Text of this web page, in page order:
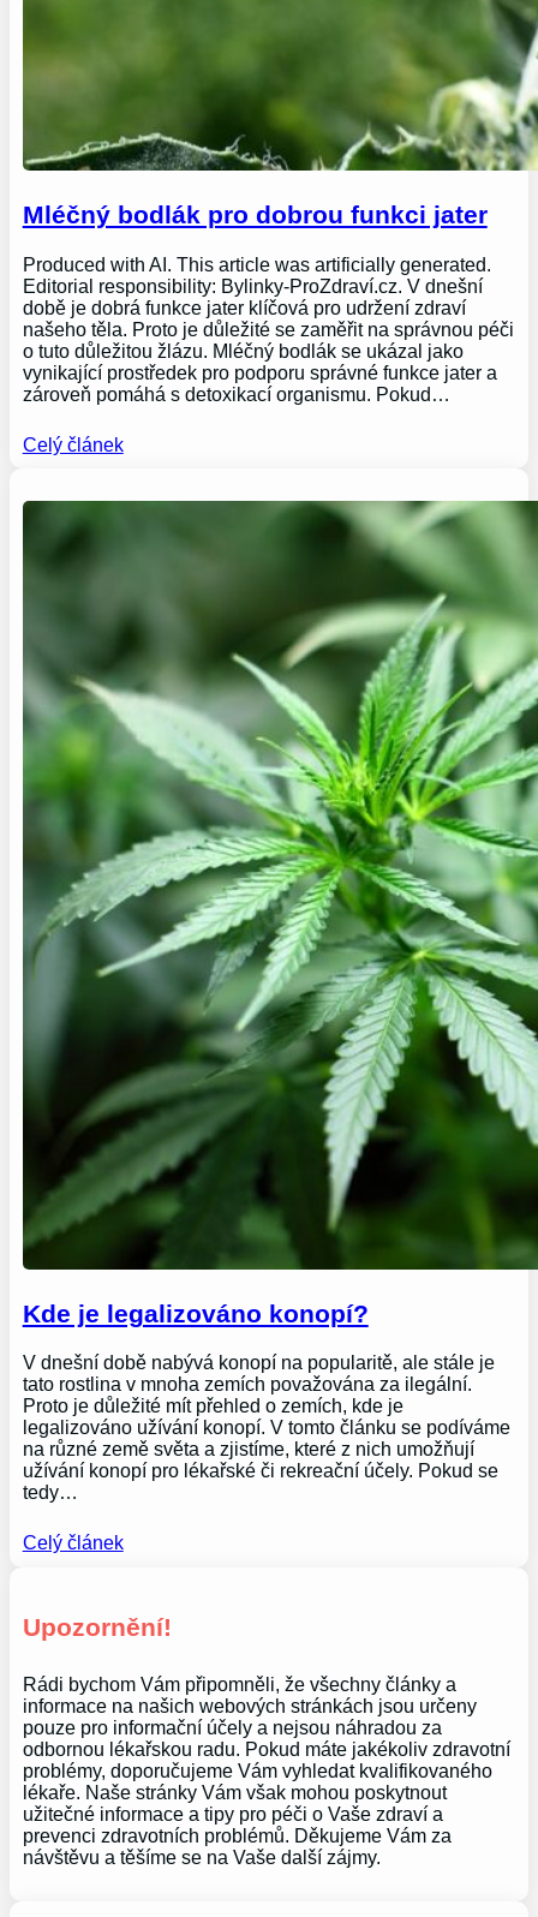
Mléčný bodlák pro dobrou funkci jater
Produced with AI. This article was artificially generated.
Editorial responsibility: Bylinky-ProZdraví.cz. V dnešní
době je dobrá funkce jater klíčová pro udržení zdraví
našeho těla. Proto je důležité se zaměřit na správnou péči
o tuto důležitou žlázu. Mléčný bodlák se ukázal jako
vynikající prostředek pro podporu správné funkce jater a
zároveň pomáhá s detoxikací organismu. Pokud…
Celý článek
Kde je legalizováno konopí?
V dnešní době nabývá konopí na popularitě, ale stále je
tato rostlina v mnoha zemích považována za ilegální.
Proto je důležité mít přehled o zemích, kde je
legalizováno užívání konopí. V tomto článku se podíváme
na různé země světa a zjistíme, které z nich umožňují
užívání konopí pro lékařské či rekreační účely. Pokud se
tedy…
Celý článek
Upozornění!
Rádi bychom Vám připomněli, že všechny články a
informace na našich webových stránkách jsou určeny
pouze pro informační účely a nejsou náhradou za
odbornou lékařskou radu. Pokud máte jakékoliv zdravotní
problémy, doporučujeme Vám vyhledat kvalifikovaného
lékaře. Naše stránky Vám však mohou poskytnout
užitečné informace a tipy pro péči o Vaše zdraví a
prevenci zdravotních problémů. Děkujeme Vám za
návštěvu a těšíme se na Vaše další zájmy.